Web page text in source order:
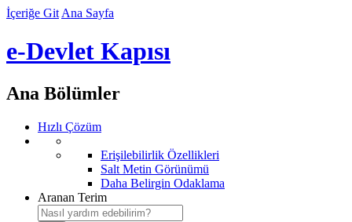
İçeriğe Git Ana Sayfa
e-Devlet Kapısı
Ana Bölümler
Hızlı Çözüm
Erişilebilirlik Özellikleri
Salt Metin Görünümü
Daha Belirgin Odaklama
Aranan Terim